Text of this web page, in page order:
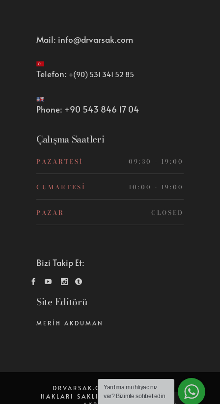
Mail: info@drvarsak.com
Telefon: +(90) 531 341 52 85
Phone: +90 543 846 17 04
Çalışma Saatleri
PAZARTESI 09:30 - 19:00
CUMARTESI 10:00 - 19:00
PAZAR CLOSED
Bizi Takip Et:
Site Editörü
MERIH AKDUMAN
DRVARSAK.COM © 2026 TÜM
HAKLARI SAKLIDIR.
|DESIGN BY
Yardıma mı ihtiyacınız
var? Bizimle sohbet edin